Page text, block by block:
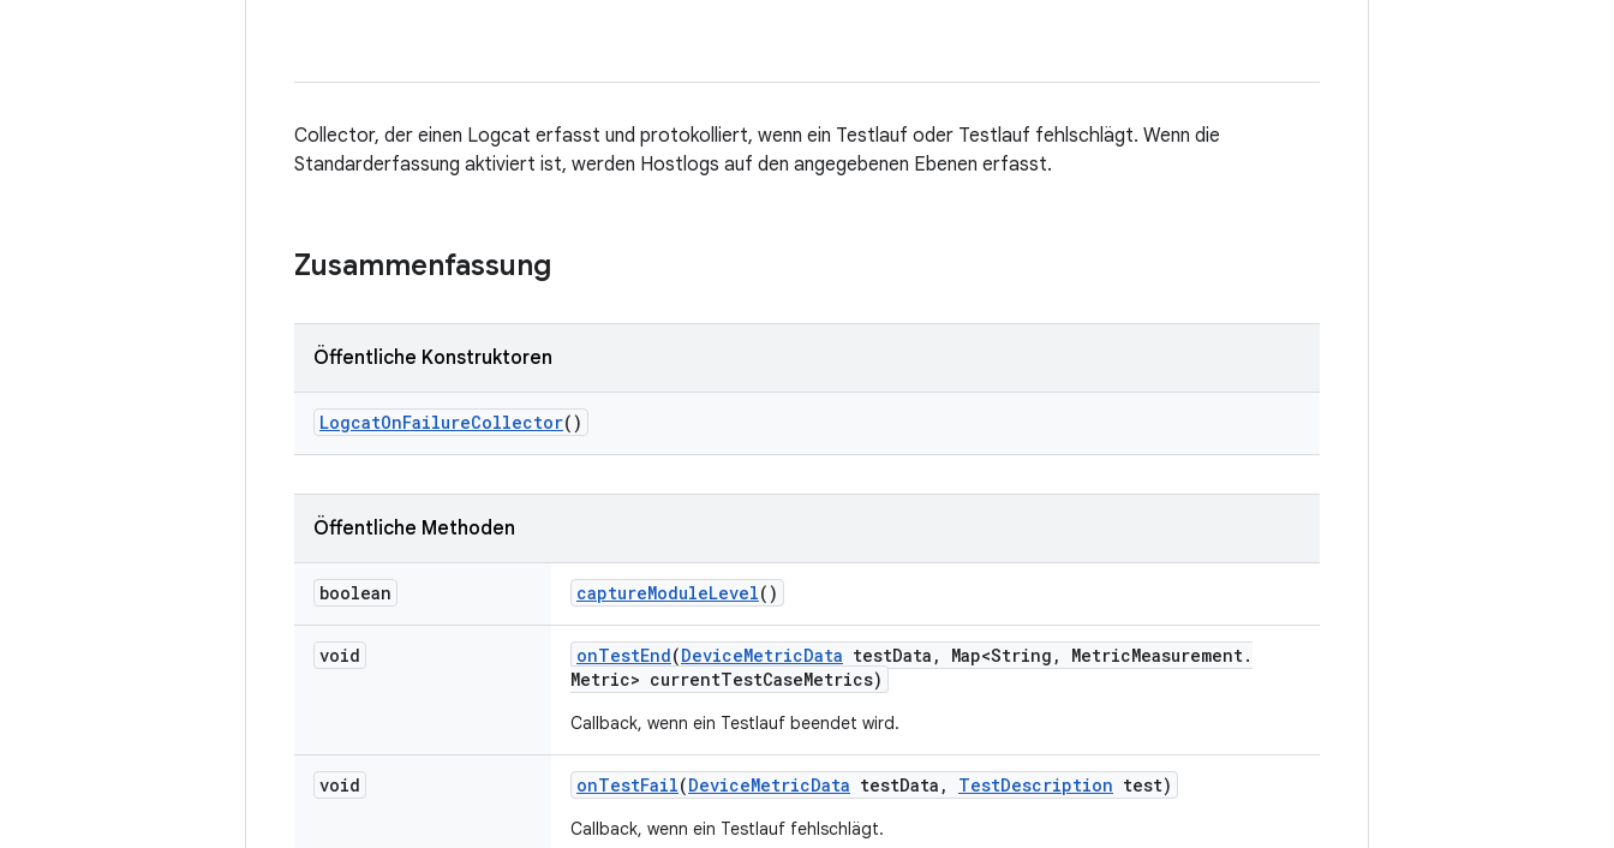
Collector, der einen Logcat erfasst und protokolliert, wenn ein Testlauf oder Testlauf fehlschlägt. Wenn die
Standarderfassung aktiviert ist, werden Hostlogs auf den angegebenen Ebenen erfasst.
Zusammenfassung
Öffentliche Konstruktoren
LogcatOnFailureCollector()
Öffentliche Methoden
boolean captureModuleLevel()
void onTestEnd(DeviceMetricData testData , Map<String , MetricMeasurement.
Metric> currentTestCaseMetrics)
Callback, wenn ein Testlauf beendet wird.
void onTestFail(DeviceMetricData testData , TestDescription test)
Callback, wenn ein Testlauf fehlschlägt.